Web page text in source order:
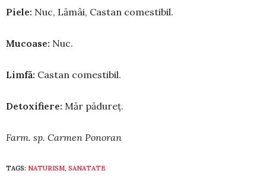
Piele: Nuc, Lămâi, Castan comestibil.
Mucoase: Nuc.
Limfă: Castan comestibil.
Detoxifiere: Măr pădureț.
Farm. sp. Carmen Ponoran
TAGS: NATURISM, SANATATE